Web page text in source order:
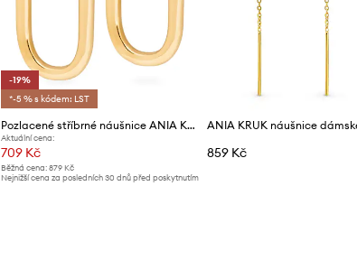
-19%
*-5 % s kódem: LST
Pozlacené stříbrné náušnice ANIA KRUK TRENDY
Aktuální cena:
709 Kč
Běžná cena: 879 Kč
Nejnižší cena za posledních 30 dnů před poskytnutím
859 Kč